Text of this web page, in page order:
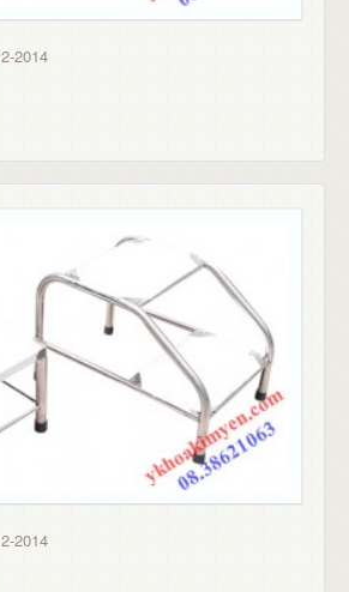
2014
2014